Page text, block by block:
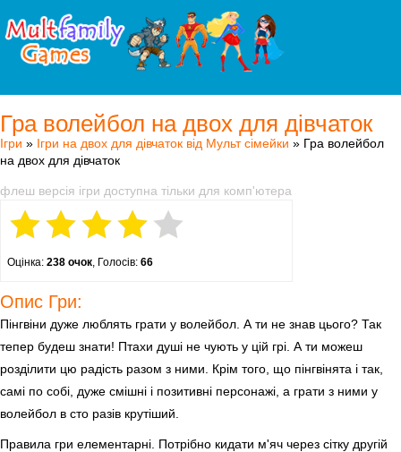
Гра волейбол на двох для дівчаток
Ігри » Ігри на двох для дівчаток від Мульт сімейки » Гра волейбол
на двох для дівчаток
флеш версія ігри доступна тільки для комп'ютера
Оцінка: 238 очок, Голосів: 66
Опис Гри:
Пінгвіни дуже люблять грати у волейбол. А ти не знав цього? Так
тепер будеш знати! Птахи душі не чують у цій грі. А ти можеш
розділити цю радість разом з ними. Крім того, що пінгвінята і так,
самі по собі, дуже смішні і позитивні персонажі, а грати з ними у
волейбол в сто разів крутіший.
Правила гри елементарні. Потрібно кидати м'яч через сітку другій